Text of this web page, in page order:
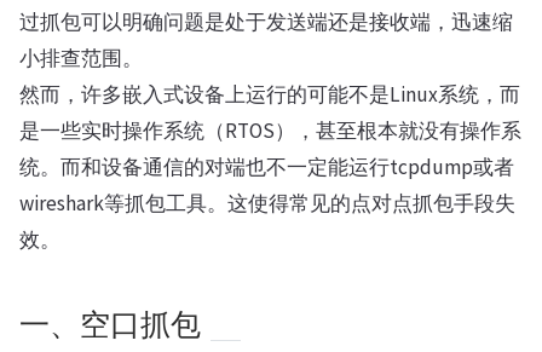
过抓包可以明确问题是处于发送端还是接收端，迅速缩
小排查范围。
然而，许多嵌入式设备上运行的可能不是Linux系统，而
是一些实时操作系统（RTOS），甚至根本就没有操作系
统。而和设备通信的对端也不一定能运行tcpdump或者
wireshark等抓包工具。这使得常见的点对点抓包手段失
效。
一、空口抓包